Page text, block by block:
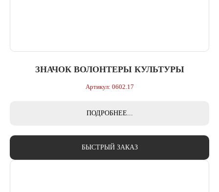
ЗНАЧОК ВОЛОНТЕРЫ КУЛЬТУРЫ
Артикул: 0602.17
ПОДРОБНЕЕ...
БЫСТРЫЙ ЗАКАЗ